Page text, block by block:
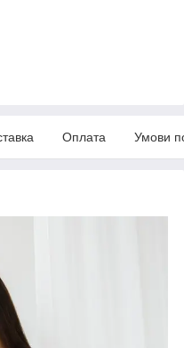
Оплата Умови